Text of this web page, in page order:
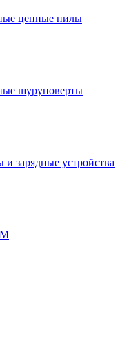
цепные пилы
шуруповерты
и зарядные устройства